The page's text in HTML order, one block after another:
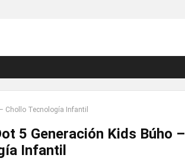
Chollo Tecnología Infantil
5 Generación Kids Búho –
Infantil